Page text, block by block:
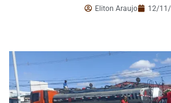
Eliton Araujo 12/